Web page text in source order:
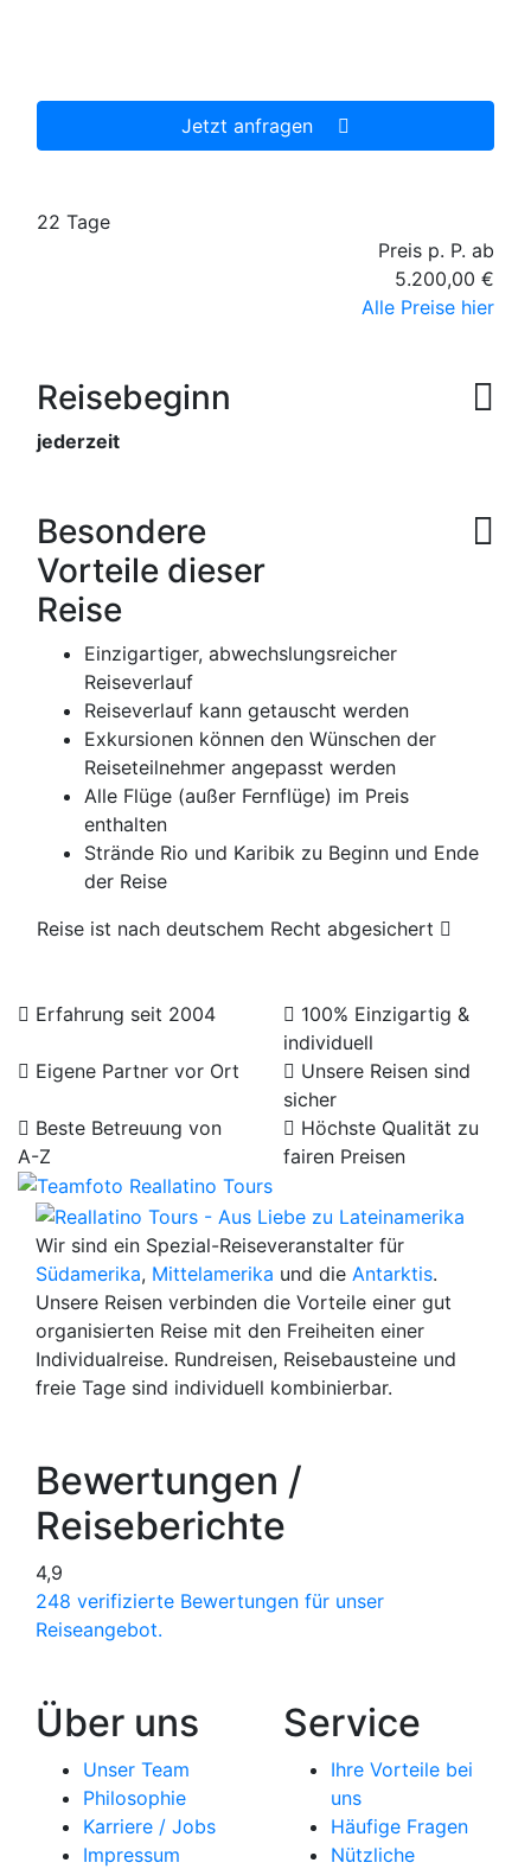
Jetzt anfragen
22 Tage
Preis p. P. ab
5.200,00 €
Alle Preise hier
Reisebeginn
jederzeit
Besondere
Vorteile dieser
Reise
Einzigartiger, abwechslungsreicher
Reiseverlauf
Reiseverlauf kann getauscht werden
Exkursionen können den Wünschen der
Reiseteilnehmer angepasst werden
Alle Flüge (außer Fernflüge) im Preis
enthalten
Strände Rio und Karibik zu Beginn und Ende
der Reise
Reise ist nach deutschem Recht abgesichert
Erfahrung seit 2004
100% Einzigartig &
individuell
Eigene Partner vor Ort
Unsere Reisen sind
sicher
Beste Betreuung von
A-Z
Höchste Qualität zu
fairen Preisen
Wir sind ein Spezial-Reiseveranstalter für
Südamerika, Mittelamerika und die Antarktis.
Unsere Reisen verbinden die Vorteile einer gut
organisierten Reise mit den Freiheiten einer
Individualreise. Rundreisen, Reisebausteine und
freie Tage sind individuell kombinierbar.
Bewertungen /
Reiseberichte
4,9
248 verifizierte Bewertungen für unser
Reiseangebot.
Über uns
Unser Team
Philosophie
Karriere / Jobs
Impressum
Service
Ihre Vorteile bei
uns
Häufige Fragen
Nützliche